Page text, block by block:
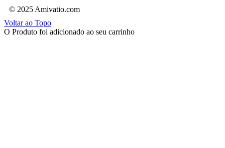
© 2025 Amivatio.com
Voltar ao Topo
O Produto foi adicionado ao seu carrinho